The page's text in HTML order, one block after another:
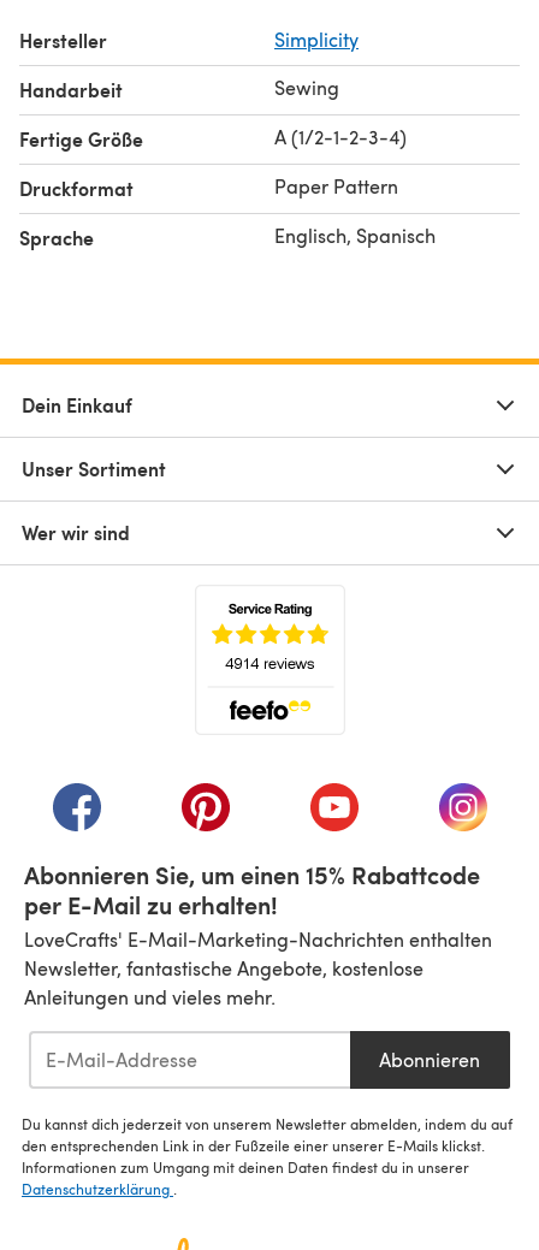
Hersteller Simplicity
Handarbeit Sewing
Fertige Größe A (1/2-1-2-3-4)
Druckformat Paper Pattern
Sprache Englisch, Spanisch
Dein Einkauf
Unser Sortiment
Wer wir sind
(öffnet sich in einem neuen Tab)
(öffnet sich in einem neuen Tab)
(öffnet sich in einem
(öffnet
Abonnieren Sie, um einen 15% Rabattcode
per E-Mail zu erhalten!
LoveCrafts' E-Mail-Marketing-Nachrichten enthalten
Newsletter, fantastische Angebote, kostenlose
Anleitungen und vieles mehr.
Abonnieren
Du kannst dich jederzeit von unserem Newsletter abmelden, indem du auf
den entsprechenden Link in der Fußzeile einer unserer E-Mails klickst.
Informationen zum Umgang mit deinen Daten findest du in unserer
Datenschutzerklärung